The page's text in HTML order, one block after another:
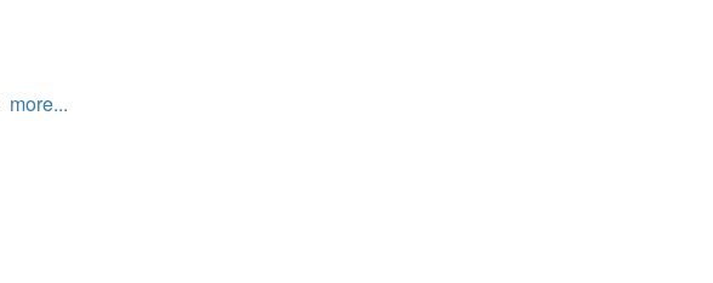
more...